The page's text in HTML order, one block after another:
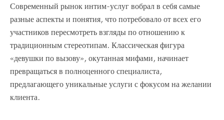
Современный рынок интим-услуг вобрал в себя самые
разные аспекты и понятия, что потребовало от всех его
участников пересмотреть взгляды по отношению к
традиционным стереотипам. Классическая фигура
«девушки по вызову», окутанная мифами, начинает
превращаться в полноценного специалиста,
предлагающего уникальные услуги с фокусом на желании
клиента.